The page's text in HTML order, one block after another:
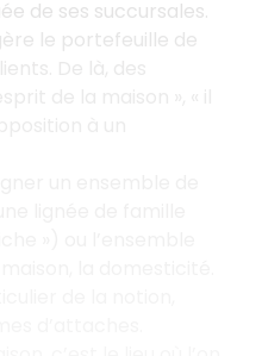
de ses succursales.
le portefeuille de